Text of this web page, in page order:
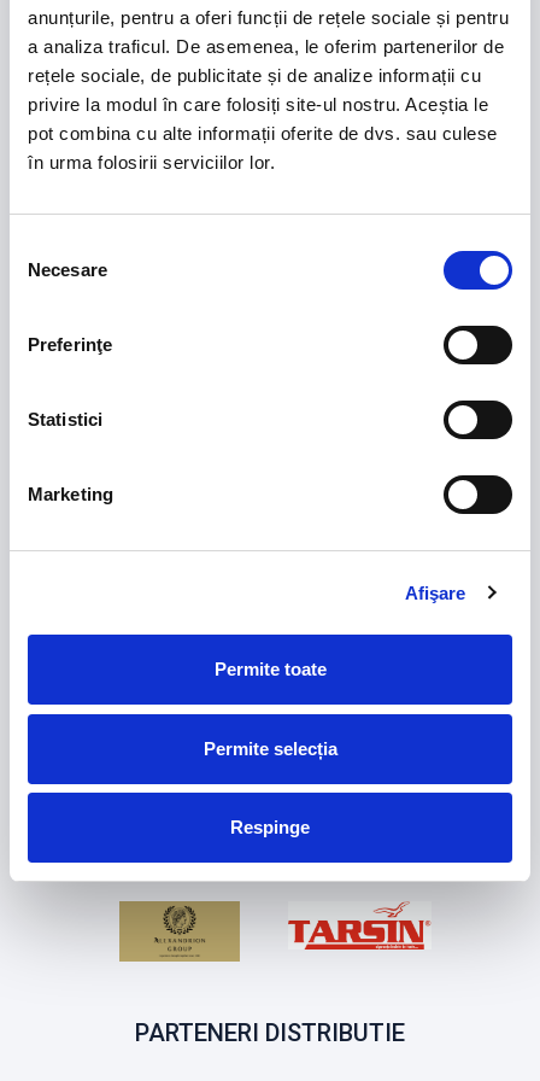
anunțurile, pentru a oferi funcții de rețele sociale și pentru
a analiza traficul. De asemenea, le oferim partenerilor de
rețele sociale, de publicitate și de analize informații cu
privire la modul în care folosiți site-ul nostru. Aceștia le
pot combina cu alte informații oferite de dvs. sau culese
în urma folosirii serviciilor lor.
consimțământului
Necesare
Preferinţe
Statistici
Marketing
Afişare
Permite toate
Permite selecția
Respinge
SPONSORI ECHIPA NATIONALA FEMININA
PARTENERI DISTRIBUTIE